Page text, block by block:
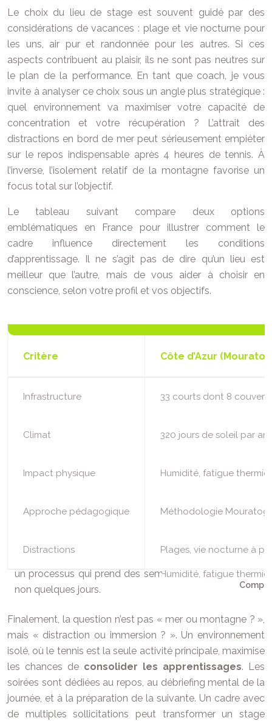
Le choix du lieu de stage est souvent guidé par des
considérations de vacances : plage et vie nocturne pour
les uns, air pur et randonnée pour les autres. Si ces
aspects contribuent au plaisir, ils ne sont pas neutres sur
le plan de la performance. En tant que coach, je vous
invite à analyser ce choix sous un angle plus stratégique :
quel environnement va maximiser votre capacité de
concentration et votre récupération ? L’attrait des
distractions en bord de mer peut sérieusement empiéter
sur le repos indispensable après 4 heures de tennis. À
l’inverse, l’isolement relatif de la montagne favorise un
focus total sur l’objectif.
Le tableau suivant compare deux options
emblématiques en France pour illustrer comment le
cadre influence directement les conditions
d’apprentissage. Il ne s’agit pas de dire qu’un lieu est
meilleur que l’autre, mais de vous aider à choisir en
conscience, selon votre profil et vos objectifs.
Critère Côte d’Azur
Infrastructure 33 courts dont 8 couverts
Climat 320 jours de soleil par
Impact physique Humidité, fatigue
Approche pédagogique Méthodologie
Distractions Plages, vie nocturne à
Finalement, la question n’est pas « mer ou montagne ? »,
mais « distraction ou immersion ? ». Un environnement
isolé, où le tennis est la seule activité principale, maximise
les chances de consolider les apprentissages. Les
soirées sont dédiées au repos, au débriefing mental de la
journée, et à la préparation de la suivante. Un cadre avec
de multiples sollicitations peut transformer un stage